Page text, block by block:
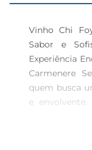
Vinho Chi
Sabor e
Experiência
Carmenere
quem busca
e
especiais